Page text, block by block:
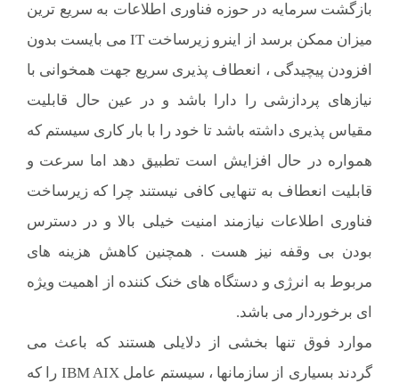
بازگشت سرمایه در حوزه فناوری اطلاعات به سریع ترین
میزان ممکن برسد از اینرو زيرساخت IT می بايست بدون
افزودن پیچیدگی ، انعطاف پذيری سريع جهت همخوانی با
نيازهای پردازشی را دارا باشد و در عين حال قابليت
مقياس پذيری داشته باشد تا خود را با بار کاری سيستم که
همواره در حال افزايش است تطبيق دهد اما سرعت و
قابليت انعطاف به تنهايی کافی نيستند چرا که زيرساخت
فناوری اطلاعات نيازمند امنيت خيلی بالا و در دسترس
بودن بی وقفه نیز هست . همچنین کاهش هزینه های
مربوط به انرژی و دستگاه های خنک کننده از اهميت ويژه
ای برخوردار می باشد.
موارد فوق تنها بخشی از دلايلی هستند که باعث می
گردند بسياری از سازمانها ، سیستم عامل IBM AIX را که